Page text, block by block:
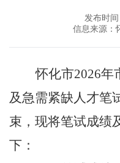
发布时间
信息来源：
怀化市2026年
及急需紧缺人才笔
束，现将笔试成绩
下：